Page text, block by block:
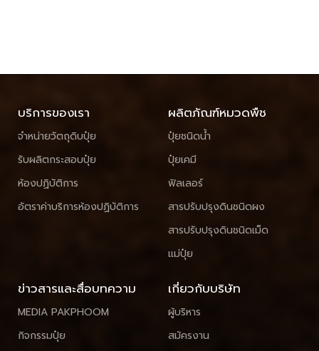
บริการของเรา
จำหน่ายวัตถุดิบปุ๋ย
รับผลิตกระสอบปุ๋ย
ห้องปฏิบัติการ
อัตราค่าบริการห้องปฏิบัติการ
ผลิตภัณฑ์หมวดพืช
ปุ๋ยชนิดน้ำ
ปุ๋ยเคมี
ฟิลเลอร์
สารปรับปรุงดินชนิดผง
สารปรับปรุงดินชนิดเม็ด
แม่ปุ๋ย
ข่าวสารและสื่อบทความ
MEDIA PAKPHOOM
กิจกรรมปุ๋ย
เกี่ยวกับบริษัท
ผู้บริหาร
สมัครงาน